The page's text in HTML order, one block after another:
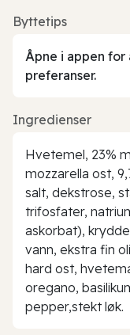
Byttetips
Åpne i appen
preferanser.
Ingredienser
Hvetemel, 23%
mozzarella ost,
salt, dekstrose,
trifosfater,
askorbat),
vann, ekstra fin
hard ost,
oregano,
pepper,stekt løk.